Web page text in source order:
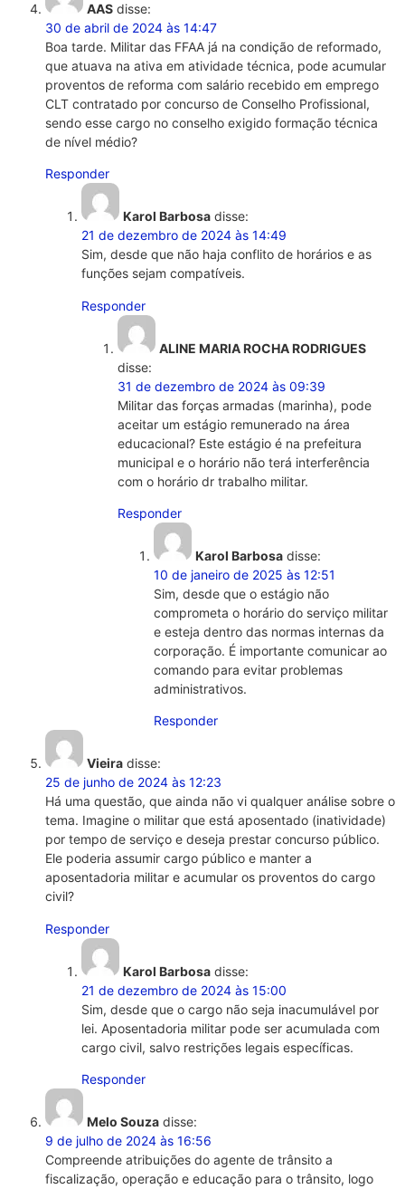
AAS disse:
30 de abril de 2024 às 14:47
Boa tarde. Militar das FFAA já na condição de reformado,
que atuava na ativa em atividade técnica, pode acumular
proventos de reforma com salário recebido em emprego
CLT contratado por concurso de Conselho Profissional,
sendo esse cargo no conselho exigido formação técnica
de nível médio?
Responder
Karol Barbosa disse:
21 de dezembro de 2024 às 14:49
Sim, desde que não haja conflito de horários e as
funções sejam compatíveis.
Responder
ALINE MARIA ROCHA RODRIGUES
disse:
31 de dezembro de 2024 às 09:39
Militar das forças armadas (marinha), pode
aceitar um estágio remunerado na área
educacional? Este estágio é na prefeitura
municipal e o horário não terá interferência
com o horário dr trabalho militar.
Responder
Karol Barbosa disse:
10 de janeiro de 2025 às 12:51
Sim, desde que o estágio não
comprometa o horário do serviço militar
e esteja dentro das normas internas da
corporação. É importante comunicar ao
comando para evitar problemas
administrativos.
Responder
Vieira disse:
25 de junho de 2024 às 12:23
Há uma questão, que ainda não vi qualquer análise sobre o
tema. Imagine o militar que está aposentado (inatividade)
por tempo de serviço e deseja prestar concurso público.
Ele poderia assumir cargo público e manter a
aposentadoria militar e acumular os proventos do cargo
civil?
Responder
Karol Barbosa disse:
21 de dezembro de 2024 às 15:00
Sim, desde que o cargo não seja inacumulável por
lei. Aposentadoria militar pode ser acumulada com
cargo civil, salvo restrições legais específicas.
Responder
Melo Souza disse:
9 de julho de 2024 às 16:56
Compreende atribuições do agente de trânsito a
fiscalização, operação e educação para o trânsito, logo